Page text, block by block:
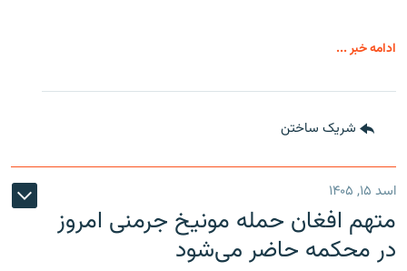
ادامه خبر ...
شریک ساختن
اسد ۱۵, ۱۴۰۵
متهم افغان حمله مونیخ جرمنی امروز
در محکمه حاضر می‌شود